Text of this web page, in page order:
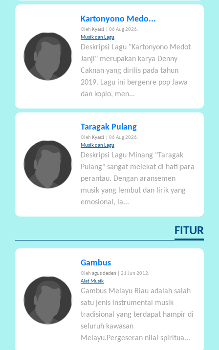
Kartonyono Medo...
Oleh Kyas1
| 06 Aug 2026.
Musik dan Lagu
Deskripsi Lagu "Kartonyono Medot
Janji" merupakan karya Denny
Caknan yang dirilis pada tahun
2019. Lagu ini bergenre pop Jawa
dan koplo, men...
Taragak Pulang
Oleh Kyas1
| 06 Aug 2026.
Musik dan Lagu
Deskripsi Lagu Minang "Taragak
Pulang" sangat melekat di hati para
perantau. Dengan aransemen
musik yang lembut dan lirik yang
emosional, la...
FITUR
Gambus
Oleh agus deden
| 21 Jun 2012.
Alat Musik
Gambus Melayu Riau adalah salah
satu jenis instrumental musik
tradisional yang terdapat hampir di
seluruh kawasan
Melayu.Pergeseran nilai spiritua...